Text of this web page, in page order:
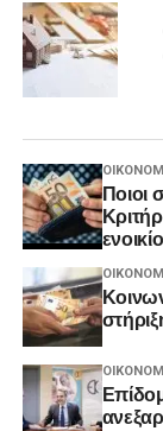
Ποιοι